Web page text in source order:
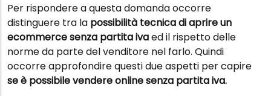
Per rispondere a questa domanda occorre
distinguere tra la possibilità tecnica di aprire un
ecommerce senza partita ivaed il rispetto delle
norme da parte del venditore nel farlo. Quindi
occorre approfondire questi due aspetti per capire
se è possibile vendere online senza partita iva.